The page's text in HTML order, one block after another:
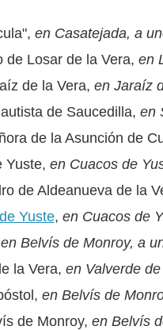
en Casatejada, a
de Losar de la Vera, en
de la Vera, en Jaraíz
de Saucedilla, en
de la Asunción de
Yuste, en Cuacos de
de Aldeanueva de la
Yuste, en Cuacos de
en Belvís de Monroy, a
la Vera, en Valverde
en Belvís de
de Monroy, en Belvís